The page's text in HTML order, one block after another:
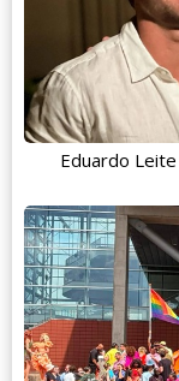
Eduardo